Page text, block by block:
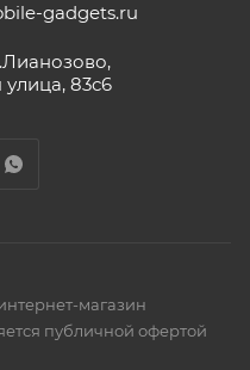
gadgets.ru
83с6
магазин
публичной офертой